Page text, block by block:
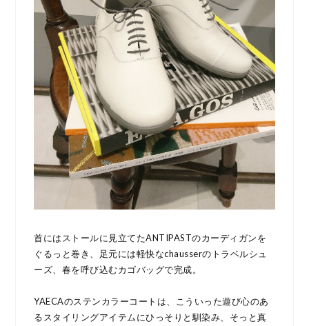
首にはストールに見立てたANTIPASTのカーディガンを
ぐるっと巻き、足元には軽快なchausserのトラベルシュ
ーズ、春を呼び込むカゴバッグで完成。
YAECAのステンカラーコートは、こういった遊び心のあ
るスタイリングアイテムにひっそりと馴染み、そっと真